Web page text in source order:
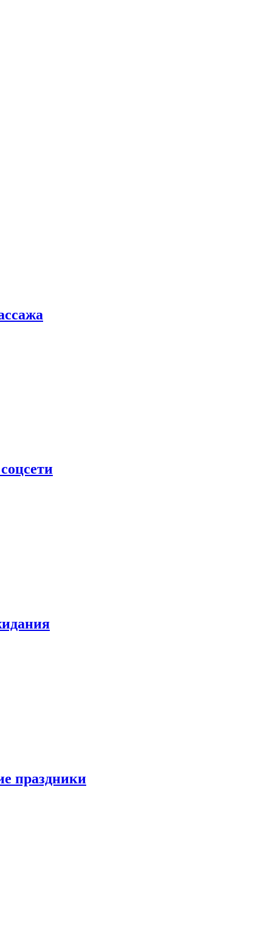
праздники